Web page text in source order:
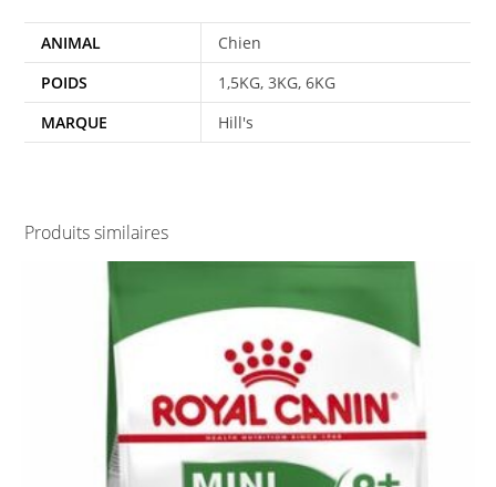
ANIMAL
Chien
POIDS
1,5KG, 3KG, 6KG
MARQUE
Hill's
Produits similaires